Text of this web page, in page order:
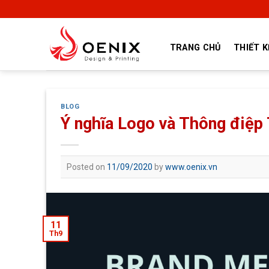
to
TRANG CHỦ THIẾT
BLOG
Ý nghĩa Logo và Thông
Posted on 11/09/2020 bywww.oenix.vn
11
Th9